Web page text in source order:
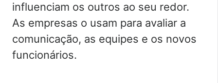
influenciam os outros ao seu redor.
As empresas o usam para avaliar a
comunicação, as equipes e os novos
funcionários.